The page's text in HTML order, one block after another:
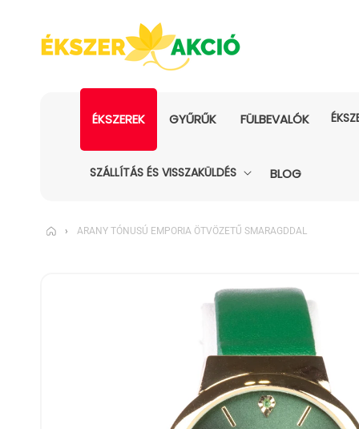
ÉKSZEREK GYŰRŰK FÜLBEVALÓK
SZÁLLÍTÁS ÉS VISSZAKÜLDÉS BLOG
› ARANY TÓNUSÚ EMPORIA ÖTVÖZETŰ SMARAGDDAL